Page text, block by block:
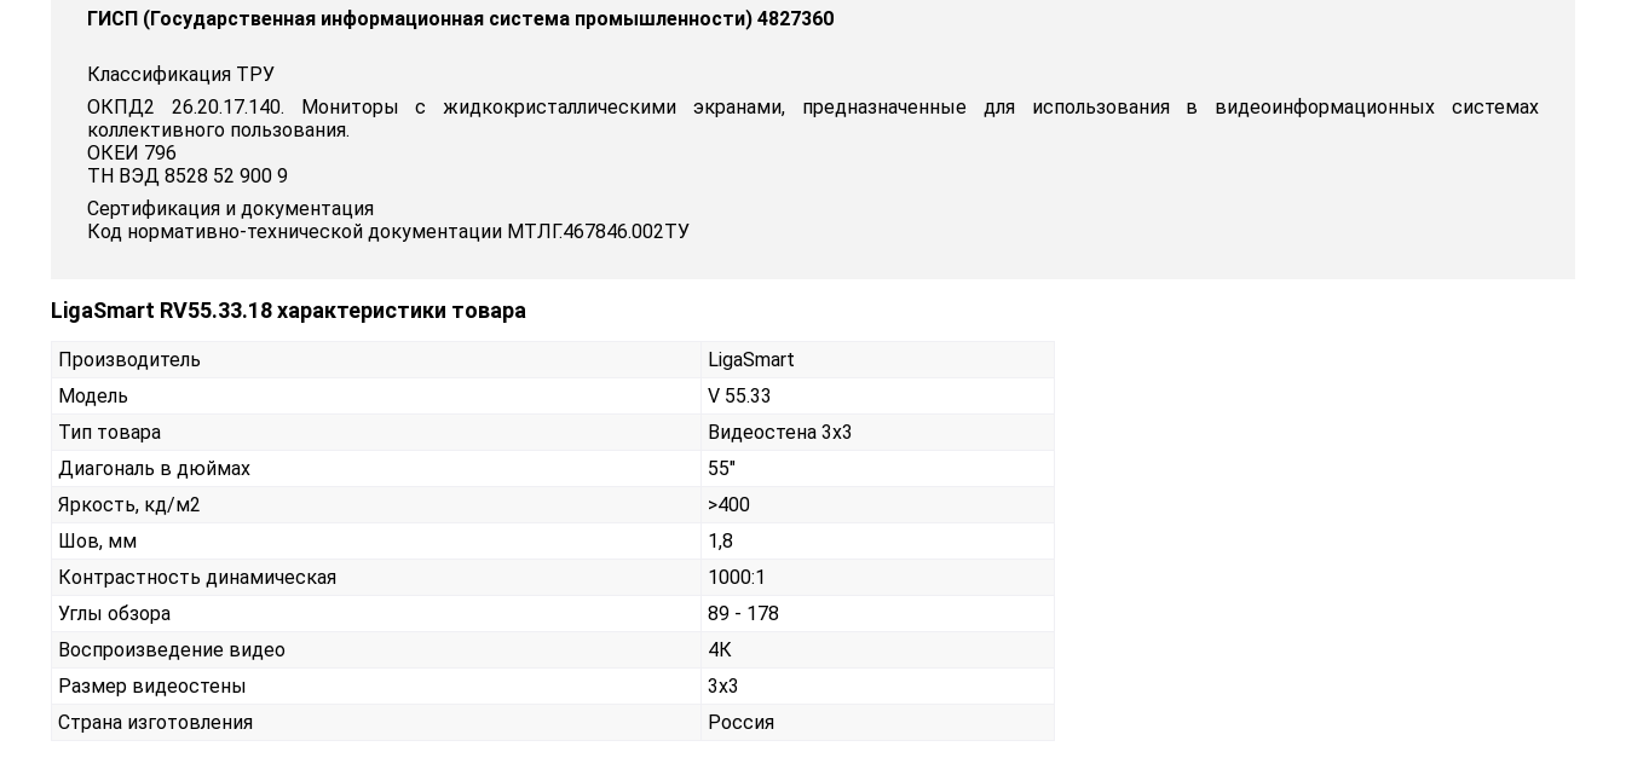
ГИСП (Государственная информационная система промышленности) 4827360
Классификация ТРУ
ОКПД2 26.20.17.140. Мониторы с жидкокристаллическими экранами, предназначенные для использования в видеоинформационных системах
коллективного пользования.
ОКЕИ 796
ТН ВЭД 8528 52 900 9
Сертификация и документация
Код нормативно-технической документации МТЛГ.467846.002ТУ
LigaSmart RV55.33.18 характеристики товара
Производитель
LigaSmart
Модель
V 55.33
Тип товара
Видеостена 3х3
Диагональ в дюймах
55"
Яркость, кд/м2
>400
Шов, мм
1,8
Контрастность динамическая
1000:1
Углы обзора
89 - 178
Воспроизведение видео
4К
Размер видеостены
3x3
Страна изготовления
Россия